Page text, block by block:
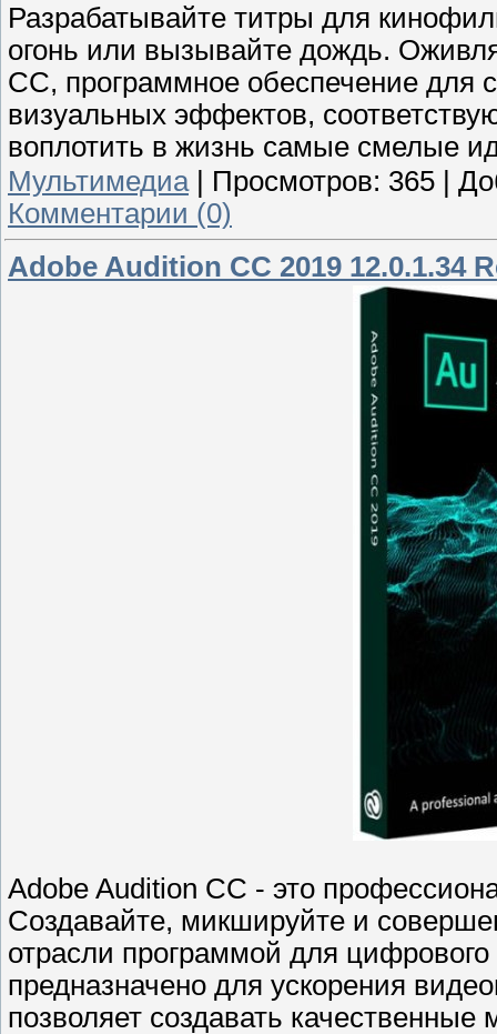
Разрабатывайте титры для
огонь или вызывайте дождь.
CC, программное обеспечение для
визуальных эффектов,
воплотить в жизнь самые смелые
Мультимедиа| Просмотров: 365
Комментарии (0)
Adobe Audition CC 2019 12.0.1.34
Adobe Audition CC - это
Создавайте, микшируйте и
отрасли программой для
предназначено для ускорения
позволяет создавать